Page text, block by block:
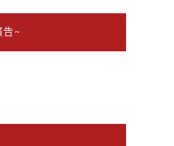
告~